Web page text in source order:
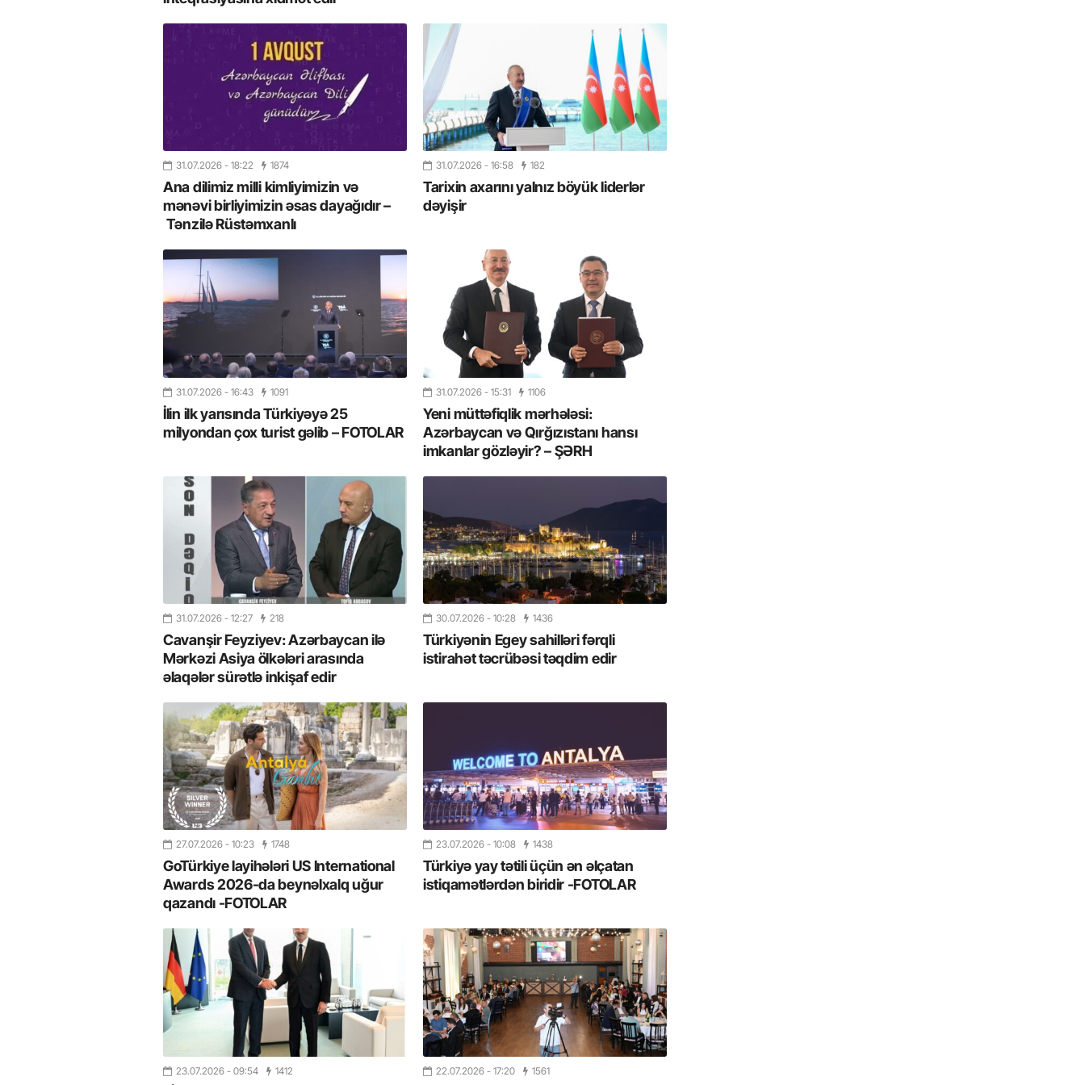
31.07.2026 - 18:22 1874
Ana dilimiz milli kimliyimizin və
mənəvi birliyimizin əsas dayağıdır –
Tənzilə Rüstəmxanlı
31.07.2026 - 16:58 182
Tarixin axarını yalnız böyük liderlər
dəyişir
31.07.2026 - 16:43 1091
İlin ilk yarısında Türkiyəyə 25
milyondan çox turist gəlib – FOTOLAR
31.07.2026 - 15:31 1106
Yeni müttəfiqlik mərhələsi:
Azərbaycan və Qırğızıstanı hansı
imkanlar gözləyir? – ŞƏRH
31.07.2026 - 12:27 218
Cavanşir Feyziyev: Azərbaycan ilə
Mərkəzi Asiya ölkələri arasında
əlaqələr sürətlə inkişaf edir
30.07.2026 - 10:28 1436
Türkiyənin Egey sahilləri fərqli
istirahət təcrübəsi təqdim edir
27.07.2026 - 10:23 1748
GoTürkiye layihələri US International
Awards 2026-da beynəlxalq uğur
qazandı -FOTOLAR
23.07.2026 - 10:08 1438
Türkiyə yay tətili üçün ən əlçatan
istiqamətlərdən biridir -FOTOLAR
23.07.2026 - 09:54 1412 22.07.2026 - 17:20 1561